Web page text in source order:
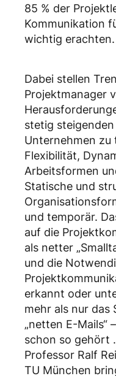
85 % der
Kommunikation
wichtig erachten.
Dabei stellen
Projektmanager
stetig
Unternehmen zu
Flexibilität,
Arbeitsformen
Statische und
und temporär.
auf die
als netter
und die
erkannt oder
mehr als nur das
„netten E-Mails“
schon so gehört
Professor Ralf
TU München